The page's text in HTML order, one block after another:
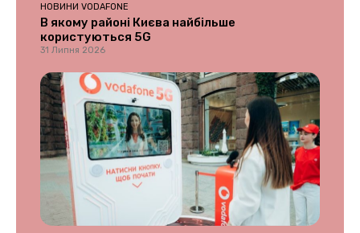
НОВИНИ VODAFONE
В якому районі Києва найбільше
користуються 5G
31 Липня 2026